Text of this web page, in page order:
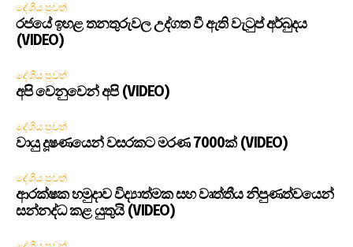
දේශීය පුවත්
රජයේ ඉහළ තනතුරුවල උද්ගත වී ඇති වැටුප් අර්බුදය
(VIDEO)
දේශීය පුවත්
අපි වෙනුවෙන් අපි (VIDEO)
දේශීය පුවත්
වායු දූෂණයෙන් වසරකට මරණ 7000ක් (VIDEO)
දේශීය පුවත්
ආරක්ෂක හමුදාව විද්‍යාත්මක සහ වෘත්තීය නිපුණත්වයෙන්
සන්නද්ධ කළ යුතුයි (VIDEO)